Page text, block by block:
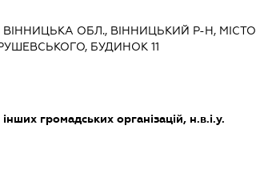
ВІННИЦЬКА ОБЛ., ВІННИЦЬКИЙ Р-Н, МІСТО
БУДИНОК 11
інших громадських організацій, н.в.і.у.